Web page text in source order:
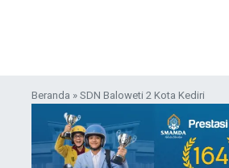
Beranda »SDN Baloweti 2 Kota Kediri